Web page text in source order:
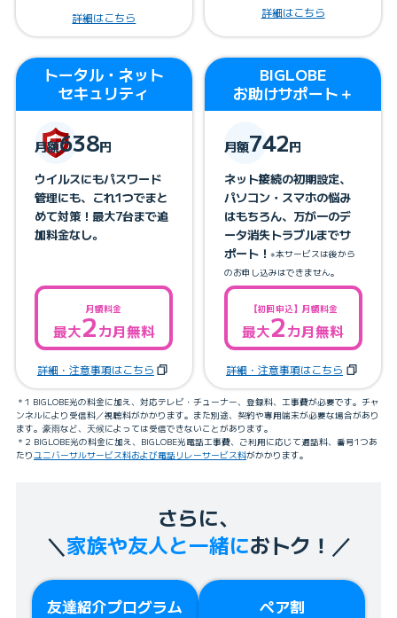
＊2 表示の数値は最も速い周波数帯での理論上の最大値であり、実際の転送速度を
示すものではありません。接続する機器の仕様やネットワークの混雑状況、電波の
詳細はこちら 詳細はこちら
トータル・ネット
セキュリティ
月額638円
ウイルスにもパスワード
管理にも、これ1つでまと
めて対策！最大7台まで追
加料金なし。
月額料金
最大2カ月無料
詳細・注意事項はこちら
BIGLOBE
お助けサポート＋
月額742円
ネット接続の初期設定、
パソコン・スマホの悩み
はもちろん、万が一のデ
ータ消失トラブルまでサ
ポート！ ※本サービスは後から
のお申し込みはできません。
【初回申込】月額料金
最大2カ月無料
詳細・注意事項はこちら
＊1 BIGLOBE光の料金に加え、対応テレビ・チューナー、登録料、工事費が必要です。チャ
ンネルにより受信料／視聴料がかかります。また別途、契約や専用端末が必要な場合があり
ます。豪雨など、天候によっては受信できないことがあります。
＊2 BIGLOBE光の料金に加え、BIGLOBE光電話工事費、ご利用に応じて通話料、番号1つあ
たり ユニバーサルサービス料および電話リレーサービス料がかかります。
さらに、
＼家族や友人と一緒におトク！／
友達紹介プログラム ペア割